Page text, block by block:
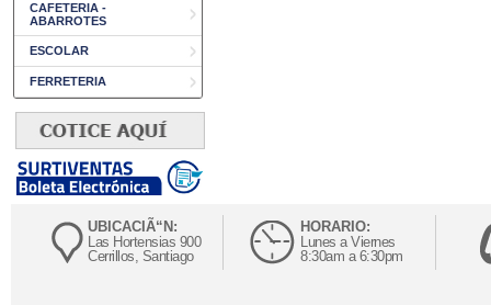
CAFETERIA -
ABARROTES
ESCOLAR
FERRETERIA
UBICACIÃ“N:
Las Hortensias 900
Cerrillos, Santiago
HORARIO:
Lunes a Viernes
8:30am a 6:30pm